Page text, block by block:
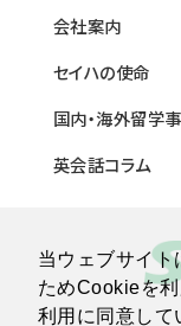
当ウェブサイ
ためCookieを
利用に同意して
会社案内
セイハの使命
国内・海外留学
英会話コラム